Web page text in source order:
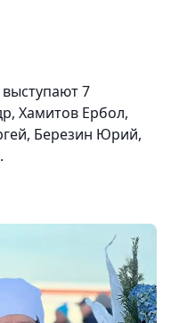
выступают 7
Хамитов Ербол,
Березин Юрий,